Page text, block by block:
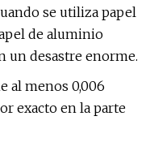
se utiliza papel
de aluminio
un desastre enorme.
al menos 0,006
exacto en la parte